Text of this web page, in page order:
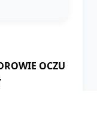
OCZU